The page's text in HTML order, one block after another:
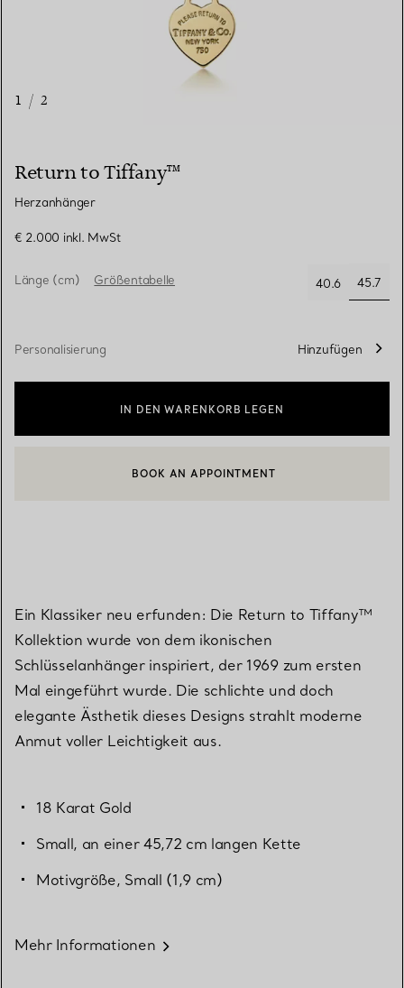
1 / 2
Return to Tiffany™
Herzanhänger
€ 2.000 inkl. MwSt
Länge (cm) Größentabelle 40.6
45.7
Personalisierung Hinzufügen
IN DEN WARENKORB LEGEN
EINEN KUNDENBERATER KONTAKTIEREN ODER EINEN
BOOK AN APPOINTMENT
Ein Klassiker neu erfunden: Die Return to Tiffany™
Kollektion wurde von dem ikonischen
Schlüsselanhänger inspiriert, der 1969 zum ersten
Mal eingeführt wurde. Die schlichte und doch
elegante Ästhetik dieses Designs strahlt moderne
Anmut voller Leichtigkeit aus.
18 Karat Gold
Small, an einer 45,72 cm langen Kette
Motivgröße, Small (1,9 cm)
Mehr Informationen